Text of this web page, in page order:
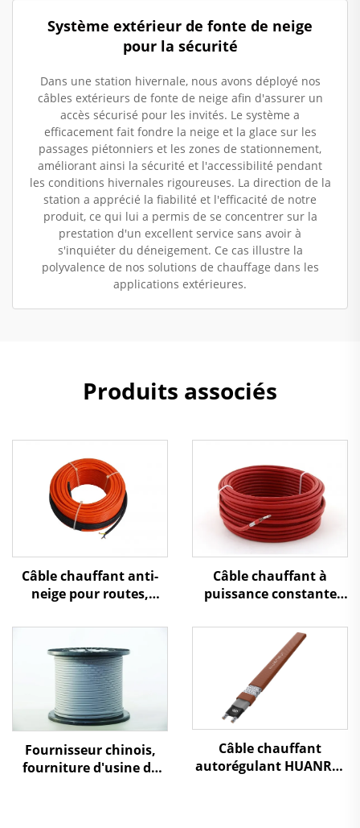
Système extérieur de fonte de neige
pour la sécurité
Dans une station hivernale, nous avons déployé nos
câbles extérieurs de fonte de neige afin d'assurer un
accès sécurisé pour les invités. Le système a
efficacement fait fondre la neige et la glace sur les
passages piétonniers et les zones de stationnement,
améliorant ainsi la sécurité et l'accessibilité pendant
les conditions hivernales rigoureuses. La direction de la
station a apprécié la fiabilité et l'efficacité de notre
produit, ce qui lui a permis de se concentrer sur la
prestation d'un excellent service sans avoir à
s'inquiéter du déneigement. Ce cas illustre la
polyvalence de nos solutions de chauffage dans les
applications extérieures.
Produits associés
Câble chauffant anti-
neige pour routes,
Câble chauffant à
puissance constante
naturel ou chimique,
câble chauffant à
résistance série
Fournisseur chinois,
fourniture d'usine de
Câble chauffant
autorégulant HUANRUI